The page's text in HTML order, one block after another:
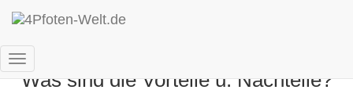
Navigation
umschalten
Trockenfutter – Nassfutter – Barf —
Was sind die Vorteile u. Nachteile?